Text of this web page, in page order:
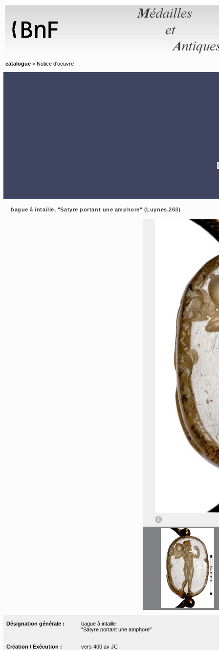
catalogue > Notice d'oeuvre
bague à intaille, "Satyre portant une amphore" (Luynes.263)
Désignation générale :
bague à intaille
"Satyre portant une amphore"
Création / Exécution : vers 400 av JC